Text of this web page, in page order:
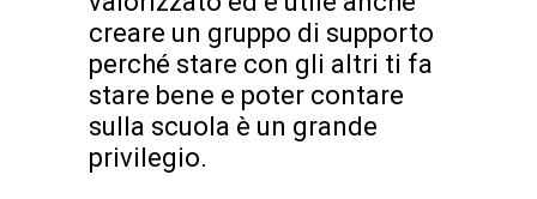
creare un gruppo di supporto
perché stare con gli altri ti fa
stare bene e poter contare
sulla scuola è un grande
privilegio.